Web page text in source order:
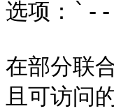
选项：
在部分联
且可访